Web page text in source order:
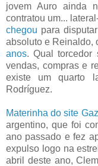
jovem Auro ainda
contratou um...
chegou para
absoluto e Reinaldo,
anos. Qual torcedor
vendas, compras e
existe um quarto
Rodríguez.
Materinha do site
argentino, que foi
ano passado e fez
expulso logo na
abril deste ano,